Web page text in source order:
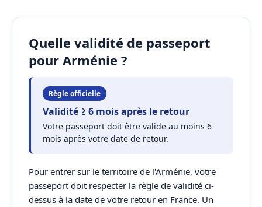
Quelle validité de passeport
pour Arménie ?
Règle officielle
Validité ≥ 6 mois après le retour
Votre passeport doit être valide au moins 6
mois après votre date de retour.
Pour entrer sur le territoire de l'Arménie, votre
passeport doit respecter la règle de validité ci-
dessus à la date de votre retour en France. Un